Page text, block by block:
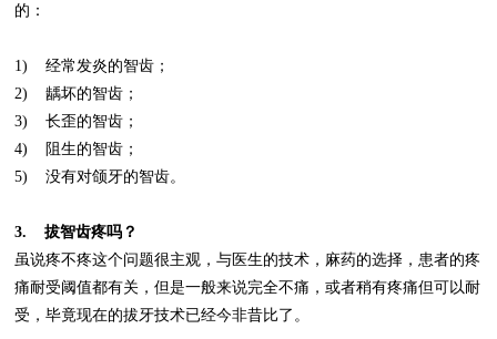
的：
1) 经常发炎的智齿；
2) 龋坏的智齿；
3) 长歪的智齿；
4) 阻生的智齿；
5) 没有对颌牙的智齿。
3. 拔智齿疼吗？
虽说疼不疼这个问题很主观，与医生的技术，麻药的选择，患者的疼
痛耐受阈值都有关，但是一般来说完全不痛，或者稍有疼痛但可以耐
受，毕竟现在的拔牙技术已经今非昔比了。